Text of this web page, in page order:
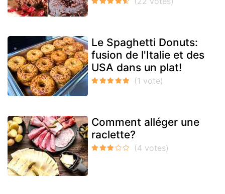
Le Spaghetti Donuts:
fusion de l'Italie et des
USA dans un plat!
Comment alléger une
raclette?